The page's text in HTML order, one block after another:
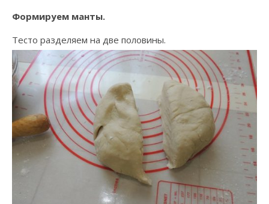
Формируем манты.
Тесто разделяем на две половины.